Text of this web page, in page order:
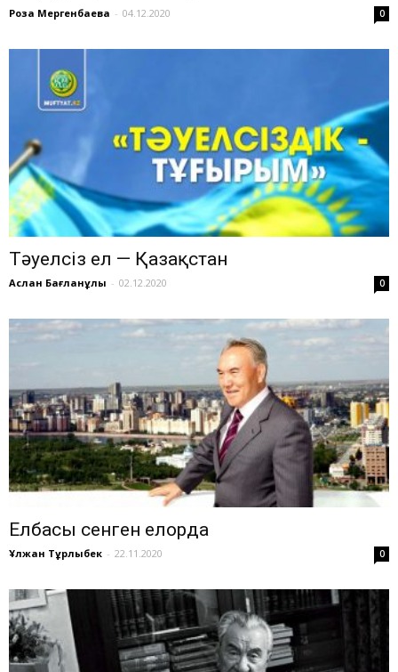
Роза Мергенбаева - 04.12.2020 0
Тәуелсіз ел — Қазақстан
Аслан Бағланұлы - 02.12.2020 0
Елбасы сенген елорда
Ұлжан Тұрлыбек - 22.11.2020 0